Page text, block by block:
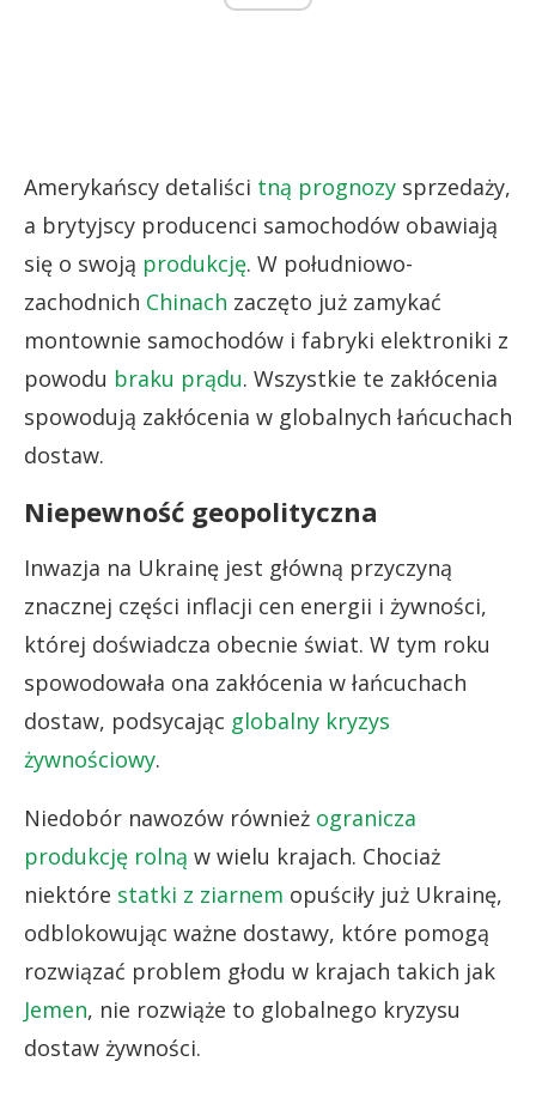
Amerykańscy detaliści tną prognozy sprzedaży,
a brytyjscy producenci samochodów obawiają
się o swoją produkcję. W południowo-
zachodnich Chinach zaczęto już zamykać
montownie samochodów i fabryki elektroniki z
powodu braku prądu. Wszystkie te zakłócenia
spowodują zakłócenia w globalnych łańcuchach
dostaw.
Niepewność geopolityczna
Inwazja na Ukrainę jest główną przyczyną
znacznej części inflacji cen energii i żywności,
której doświadcza obecnie świat. W tym roku
spowodowała ona zakłócenia w łańcuchach
dostaw, podsycając globalny kryzys
żywnościowy.
Niedobór nawozów również ogranicza
produkcję rolną w wielu krajach. Chociaż
niektóre statki z ziarnem opuściły już Ukrainę,
odblokowując ważne dostawy, które pomogą
rozwiązać problem głodu w krajach takich jak
Jemen, nie rozwiąże to globalnego kryzysu
dostaw żywności.